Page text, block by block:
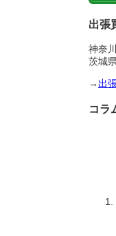
出張
神奈
茨城
→出
コラ